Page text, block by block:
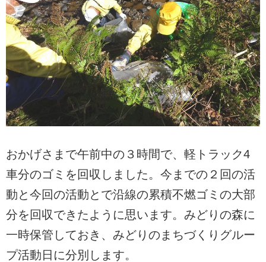
おかげさまで午前中の３時間で、軽トラック4
車分のゴミを回収しました。今までの２回の活
動と今回の活動とで沿線の累積不燃ゴミの大部
分を回収できたように思います。みどりの森に
一時保管しておき、みどりのまちづくりグルー
プ活動日に分別します。